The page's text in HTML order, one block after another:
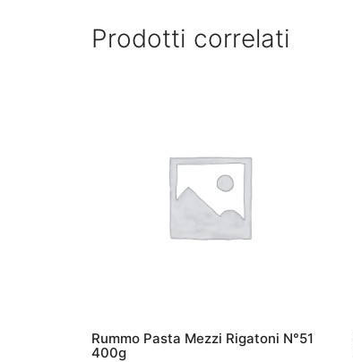
Prodotti correlati
Rummo Pasta Mezzi Rigatoni N°51
400g